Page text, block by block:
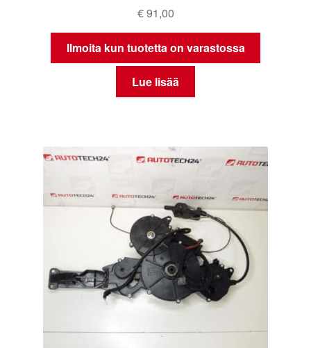
€91,00
Ilmoita kun tuotetta on varastossa
Lue lisää